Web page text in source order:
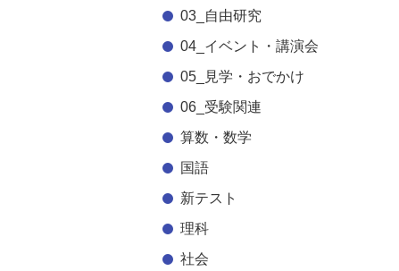
03_自由研究
04_イベント・講演会
05_見学・おでかけ
06_受験関連
算数・数学
国語
新テスト
理科
社会